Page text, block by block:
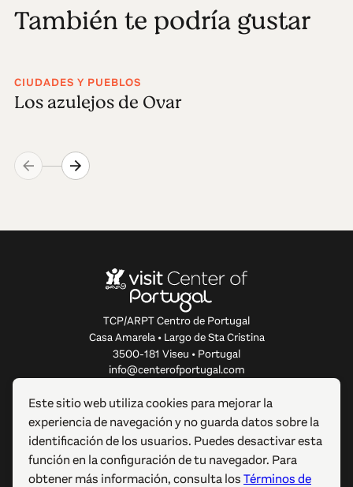
También te podría gustar
CIUDADES Y PUEBLOS
Los azulejos de Ovar
TCP/ARPT Centro de Portugal
Casa Amarela • Largo de Sta Cristina
3500-181 Viseu • Portugal
info@centerofportugal.com
SOBRE ESTE SITIO WEB
ENLACES ÚTILES
Este sitio web utiliza cookies para mejorar la
experiencia de navegación y no guarda datos sobre la
identificación de los usuarios. Puedes desactivar esta
función en la configuración de tu navegador. Para
obtener más información, consulta losTérminos de